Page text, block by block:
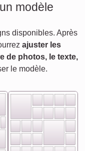
modèle
disponibles. Après
ajuster les
de photos, le texte,
le modèle.